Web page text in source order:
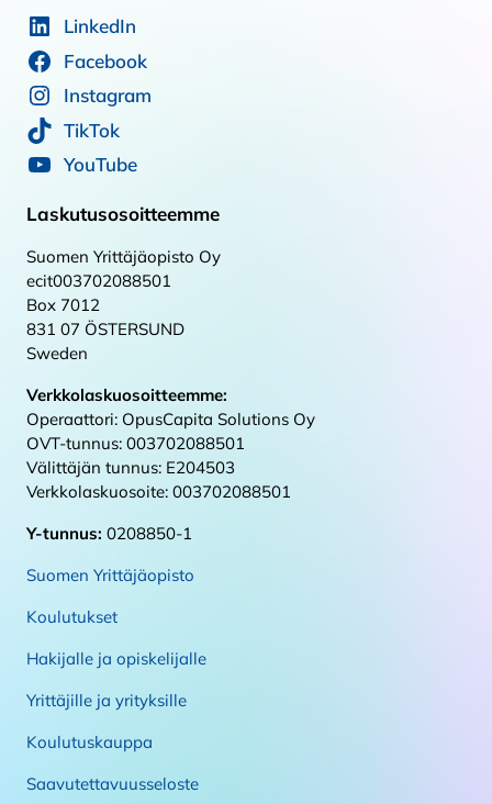
LinkedIn
Facebook
Instagram
TikTok
YouTube
Laskutusosoitteemme
Suomen Yrittäjäopisto Oy
ecit003702088501
Box 7012
831 07 ÖSTERSUND
Sweden
Verkkolaskuosoitteemme:
Operaattori: OpusCapita Solutions Oy
OVT-tunnus: 003702088501
Välittäjän tunnus: E204503
Verkkolaskuosoite: 003702088501
Y-tunnus: 0208850-1
Suomen Yrittäjäopisto
Koulutukset
Hakijalle ja opiskelijalle
Yrittäjille ja yrityksille
Koulutuskauppa
Saavutettavuusseloste